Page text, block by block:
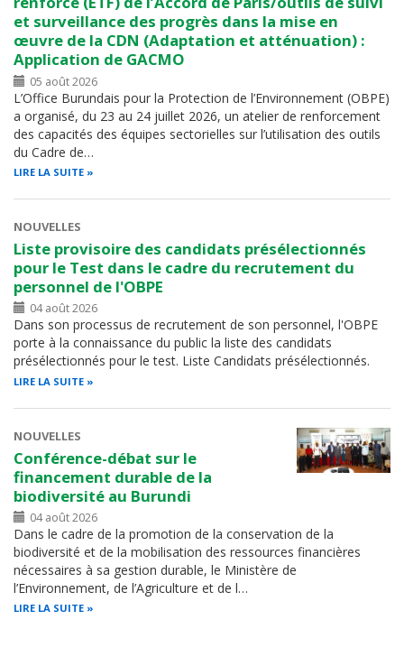
et surveillance des progrès dans la mise en
œuvre de la CDN (Adaptation et atténuation) :
Application de GACMO
05 août 2026
L’Office Burundais pour la Protection de l’Environnement (OBPE)
a organisé, du 23 au 24 juillet 2026, un atelier de renforcement
des capacités des équipes sectorielles sur l’utilisation des outils
du Cadre de…
LIRE LA SUITE
NOUVELLES
Liste provisoire des candidats présélectionnés
pour le Test dans le cadre du recrutement du
personnel de l'OBPE
04 août 2026
Dans son processus de recrutement de son personnel, l'OBPE
porte à la connaissance du public la liste des candidats
présélectionnés pour le test. Liste Candidats présélectionnés.
LIRE LA SUITE
NOUVELLES
Conférence-débat sur le
financement durable de la
biodiversité au Burundi
04 août 2026
Dans le cadre de la promotion de la conservation de la
biodiversité et de la mobilisation des ressources financières
nécessaires à sa gestion durable, le Ministère de
l’Environnement, de l’Agriculture et de l…
LIRE LA SUITE